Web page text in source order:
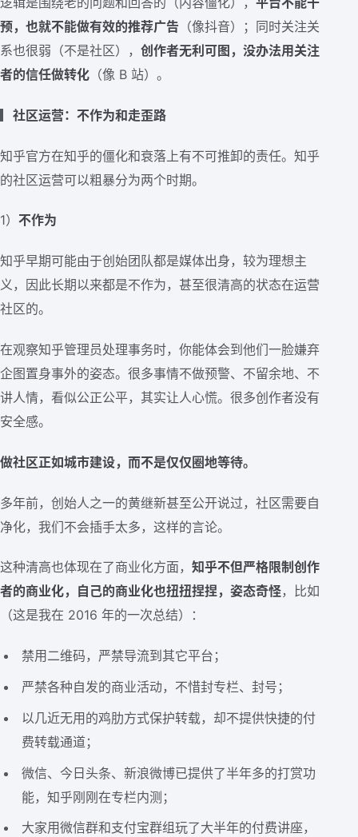
预，也就不能做有效的推荐广告 （像抖音）；同时关注关
系也很弱（不是社区）， 创作者无利可图，没办法用关注
者的信任做转化 （像 B 站）。
社区运营：不作为和走歪路
知乎官方在知乎的僵化和衰落上有不可推卸的责任。知乎
的社区运营可以粗暴分为两个时期。
1） 不作为
知乎早期可能由于创始团队都是媒体出身，较为理想主
义，因此长期以来都是不作为，甚至很清高的状态在运营
社区的。
在观察知乎管理员处理事务时，你能体会到他们一脸嫌弃
企图置身事外的姿态。很多事情不做预警、不留余地、不
讲人情，看似公正公平，其实让人心慌。很多创作者没有
安全感。
做社区正如城市建设，而不是仅仅圈地等待。
多年前，创始人之一的黄继新甚至公开说过，社区需要自
净化，我们不会插手太多，这样的言论。
这种清高也体现在了商业化方面， 知乎不但严格限制创作
者的商业化，自己的商业化也扭扭捏捏，姿态奇怪，比如
（这是我在 2016 年的一次总结）：
禁用二维码，严禁导流到其它平台；
严禁各种自发的商业活动，不惜封专栏、封号；
以几近无用的鸡肋方式保护转载，却不提供快捷的付
费转载通道；
微信、今日头条、新浪微博已提供了半年多的打赏功
能，知乎刚刚在专栏内测；
大家用微信群和支付宝群组玩了大半年的付费讲座，